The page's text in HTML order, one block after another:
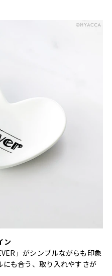
ン
」がシンプルながらも印象
も合う、取り入れやすさが